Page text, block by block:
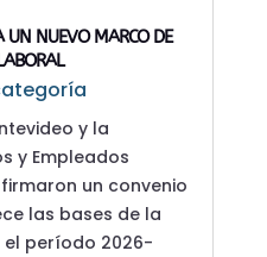
UN NUEVO MARCO DE
y la
y Empleados
un convenio
las bases de la
período 2026-